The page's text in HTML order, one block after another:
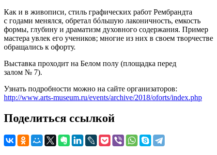
Как и в живописи, стиль графических работ Рембрандта
с годами менялся, обретал бóльшую лаконичность, емкость
формы, глубину и драматизм духовного содержания. Пример
мастера увлек его учеников; многие из них в своем творчестве
обращались к офорту.
Выставка проходит на Белом полу (площадка перед
залом № 7).
Узнать подробности можно на сайте организаторов:
http://www.arts-museum.ru/events/archive/2018/oforts/index.php
Поделиться ссылкой